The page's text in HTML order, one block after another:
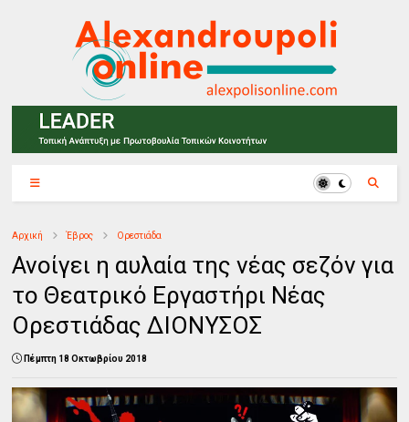
Αρχική Έβρος Ορεστιάδα
Ανοίγει η αυλαία της νέας σεζόν για
το Θεατρικό Εργαστήρι Νέας
Ορεστιάδας ΔΙΟΝΥΣΟΣ
Πέμπτη 18 Οκτωβρίου 2018